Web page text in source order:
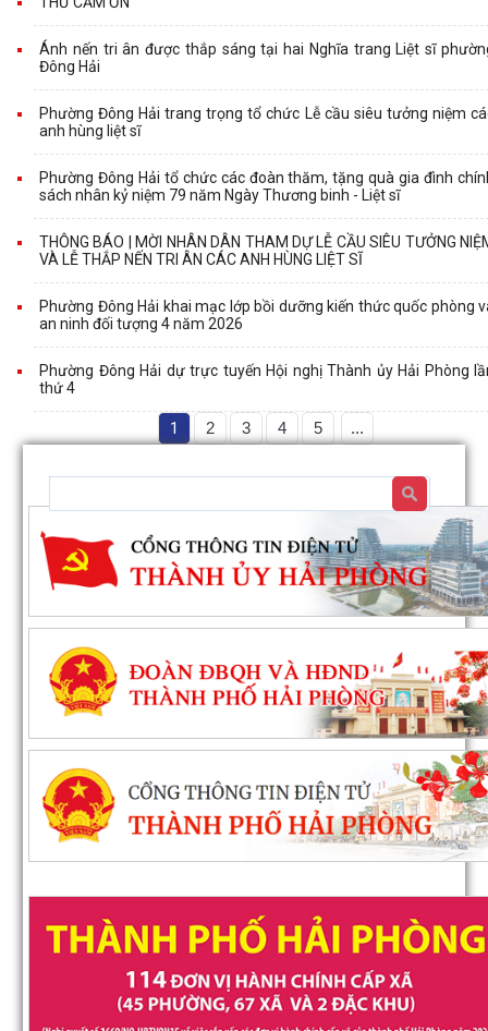
Ánh nến tri ân được thắp sáng tại hai Nghĩa trang Liệt sĩ
Đông Hải
Phường Đông Hải trang trọng tổ chức Lễ cầu siêu tưởng niệm
anh hùng liệt sĩ
Phường Đông Hải tổ chức các đoàn thăm, tặng quà gia đình
sách nhân kỷ niệm 79 năm Ngày Thương binh - Liệt sĩ
THÔNG BÁO | MỜI NHÂN DÂN THAM DỰ LỄ CẦU SIÊU TƯỞNG
VÀ LỄ THẮP NẾN TRI ÂN CÁC ANH HÙNG LIỆT SĨ
Phường Đông Hải khai mạc lớp bồi dưỡng kiến thức quốc phòng
an ninh đối tượng 4 năm 2026
Phường Đông Hải dự trực tuyến Hội nghị Thành ủy Hải Phòng
thứ 4
1 2 3 4 5 ...